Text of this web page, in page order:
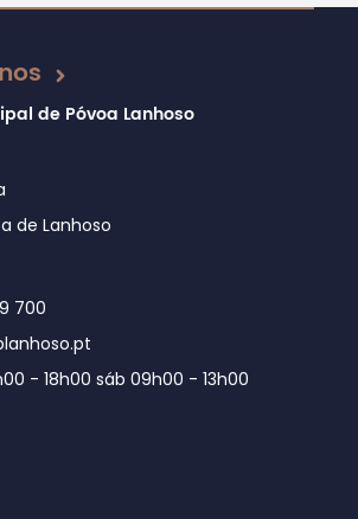
06/2019
de Póvoa Lanhoso
de Lanhoso
700
- 18h00 sáb 09h00 - 13h00